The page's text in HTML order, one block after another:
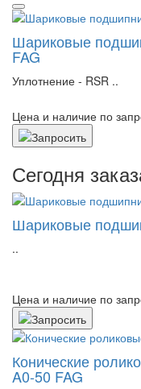
Шариковые
FAG
Уплотнение - RSR ..
Цена и наличие по
Сегодня
Шариковые
..
Цена и наличие по
Конические
A0-50 FAG